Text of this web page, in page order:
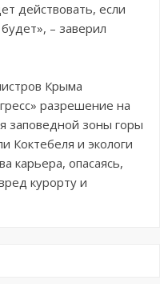
действовать, если
– заверил
Крыма
разрешение на
заповедной зоны горы
Коктебеля и экологи
карьера, опасаясь,
курорту и